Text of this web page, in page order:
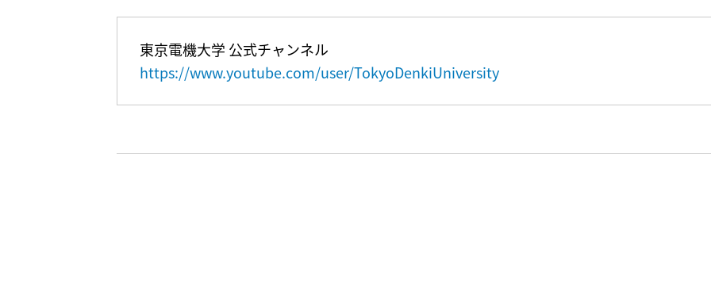
東京電機大学 公式チャンネル
https://www.youtube.com/user/TokyoDenkiUniversity